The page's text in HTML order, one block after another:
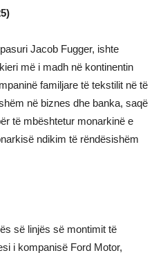
Jacob Fugger, ishte
më i madh në kontinentin
familjare të tekstilit në të
në biznes dhe banka, saqë
të mbështetur monarkinë e
ndikim të rëndësishëm
së linjës së montimit të
i kompanisë Ford Motor,